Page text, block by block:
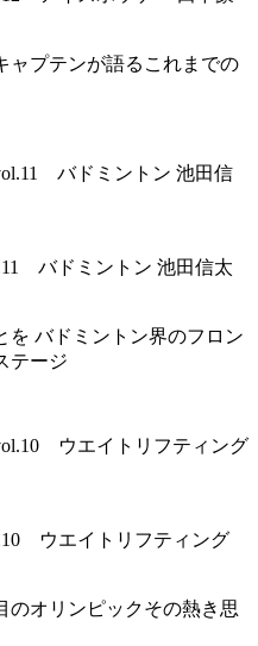
ャプテンが語るこれまでの
バドミントン 池田信太
を バドミントン界のフロン
テージ
ウエイトリフティング
のオリンピックその熱き思